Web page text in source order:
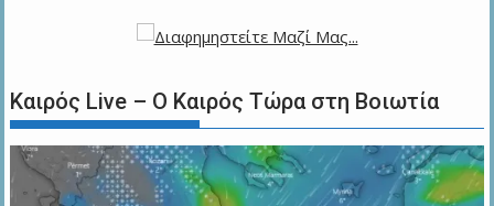
Καιρός Live – Ο Καιρός Τώρα στη Βοιωτία